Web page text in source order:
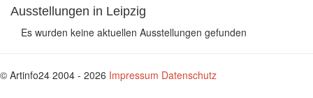
Ausstellungen in Leipzig
Es wurden keine aktuellen Ausstellungen gefunden
© Artinfo24 2004 - 2026 Impressum Datenschutz